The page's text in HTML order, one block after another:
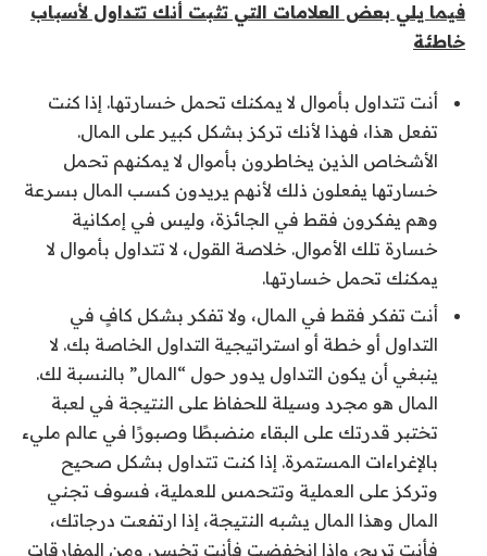
فيما يلي بعض العلامات التي تثبت أنك تتداول لأسباب
خاطئة
أنت تتداول بأموال لا يمكنك تحمل خسارتها. إذا كنت
تفعل هذا، فهذا لأنك تركز بشكل كبير على المال.
الأشخاص الذين يخاطرون بأموال لا يمكنهم تحمل
خسارتها يفعلون ذلك لأنهم يريدون كسب المال بسرعة
وهم يفكرون فقط في الجائزة، وليس في إمكانية
خسارة تلك الأموال. خلاصة القول، لا تتداول بأموال لا
يمكنك تحمل خسارتها.
أنت تفكر فقط في المال، ولا تفكر بشكل كافٍ في
التداول أو خطة أو استراتيجية التداول الخاصة بك. لا
ينبغي أن يكون التداول يدور حول “المال” بالنسبة لك.
المال هو مجرد وسيلة للحفاظ على النتيجة في لعبة
تختبر قدرتك على البقاء منضبطًا وصبورًا في عالم مليء
بالإغراءات المستمرة. إذا كنت تتداول بشكل صحيح
وتركز على العملية وتتحمس للعملية، فسوف تجني
المال وهذا المال يشبه النتيجة، إذا ارتفعت درجاتك،
فأنت تربح، وإذا انخفضت فأنت تخسر. ومن المفارقات